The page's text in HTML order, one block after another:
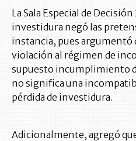
La Sala Especial de Decisión
investidura negó las
instancia, pues argumentó
violación al régimen de
supuesto incumplimiento
no significa una
pérdida de investidura.
Adicionalmente, agregó